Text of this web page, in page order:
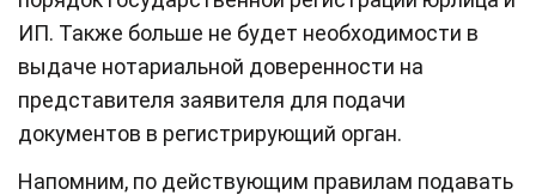
ИП. Также больше не будет необходимости в
выдаче нотариальной доверенности на
представителя заявителя для подачи
документов в регистрирующий орган.
Напомним, по действующим правилам подавать